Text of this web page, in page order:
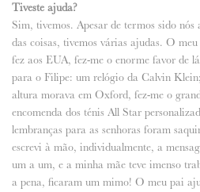
Tiveste ajuda?
Sim, tivemos. Apesar de termos sido
das coisas, tivemos várias ajudas. O
fez aos EUA, fez-me o enorme favor de
para o Filipe: um relógio da Calvin
altura morava em Oxford, fez-me o
encomenda dos ténis All Star
lembranças para as senhoras foram
escrevi à mão, individualmente, a
um a um, e a minha mãe teve imenso
a pena, ficaram um mimo! O meu pai